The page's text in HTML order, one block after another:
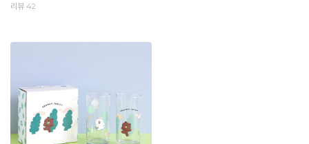
리뷰 42